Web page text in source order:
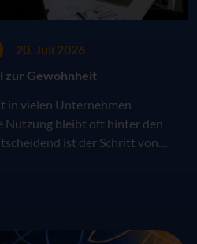
20. Juli 2026
zur Gewohnheit
in vielen Unternehmen
Nutzung bleibt oft hinter den
ist der Schritt von
zeigen wir, wie aus Wissen